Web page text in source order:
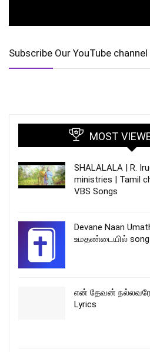
Subscribe Our YouTube channel
MOST
SHALALALA | R.
ministries | Tamil
VBS Songs
Devane Naan
உமதண்டையில் song
என் தேவன் நல்லவரே
Lyrics